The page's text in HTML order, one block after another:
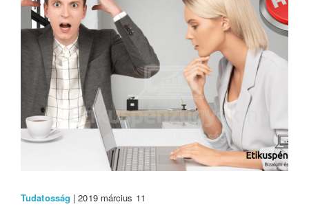
Tudatosság | 2019 március 11